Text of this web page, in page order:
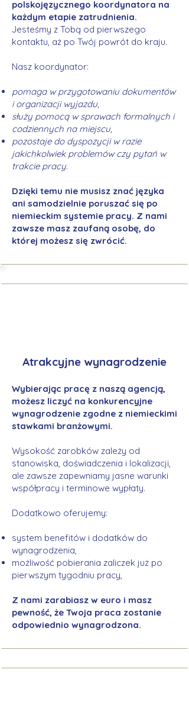
polskojęzycznego koordynatora na
każdym etapie zatrudnienia.
Jesteśmy z Tobą od pierwszego
kontaktu, aż po Twój powrót do kraju.
Nasz koordynator:
pomaga w przygotowaniu dokumentów
i organizacji wyjazdu,
służy pomocą w sprawach formalnych i
codziennych na miejscu,
pozostaje do dyspozycji w razie
jakichkolwiek problemów czy pytań w
trakcie pracy.
Dzięki temu nie musisz znać języka
ani samodzielnie poruszać się po
niemieckim systemie pracy. Z nami
zawsze masz zaufaną osobę, do
której możesz się zwrócić.
Atrakcyjne wynagrodzenie
Wybierając pracę z naszą agencją,
możesz liczyć na konkurencyjne
wynagrodzenie zgodne z niemieckimi
stawkami branżowymi.
Wysokość zarobków zależy od
stanowiska, doświadczenia i lokalizacji,
ale zawsze zapewniamy jasne warunki
współpracy i terminowe wypłaty.
Dodatkowo oferujemy:
system benefitów i dodatków do
wynagrodzenia,
możliwość pobierania zaliczek już po
pierwszym tygodniu pracy,
Z nami zarabiasz w euro i masz
pewność, że Twoja praca zostanie
odpowiednio wynagrodzona.